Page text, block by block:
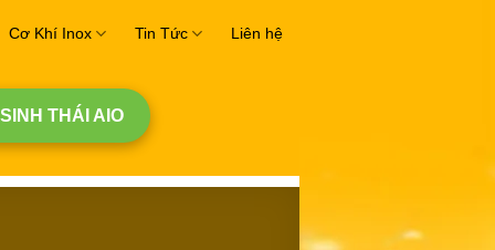
Cơ Khí Inox Tin Tức Liên hệ
THÁI AIO